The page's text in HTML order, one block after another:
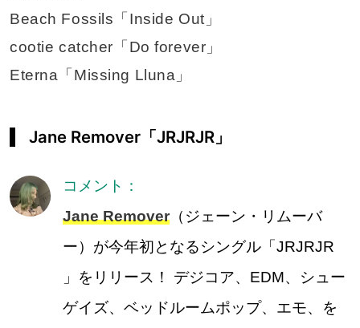
Beach Fossils「Inside Out」
cootie catcher「Do forever」
Eterna「Missing Lluna」
Jane Remover「JRJRJR」
コメント：
Jane Remover（ジェーン・リムーバ
ー）が今年初となるシングル「JRJRJR
」をリリース！ デジコア、EDM、シュー
ゲイズ、ベッドルームポップ、エモ、を